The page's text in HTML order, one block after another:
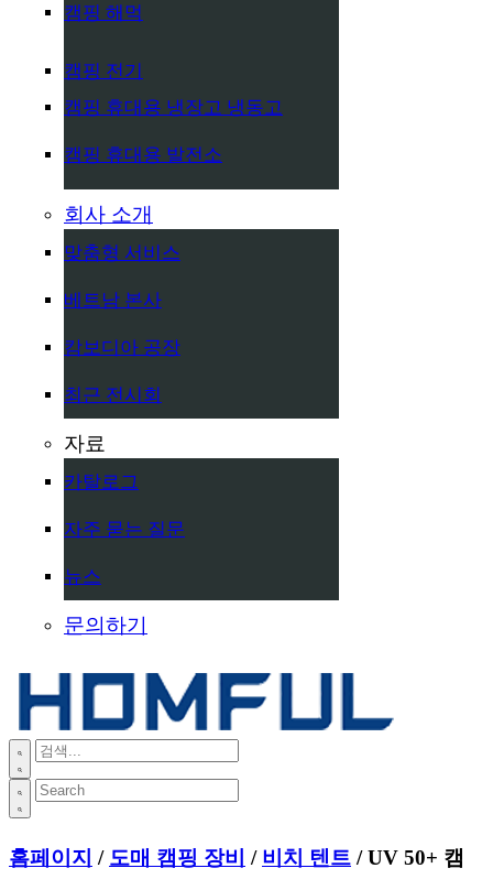
캠핑 해먹
캠핑 전기
캠핑 휴대용 냉장고 냉동고
캠핑 휴대용 발전소
회사 소개
맞춤형 서비스
베트남 본사
캄보디아 공장
최근 전시회
자료
카탈로그
자주 묻는 질문
뉴스
문의하기
홈페이지 / 도매 캠핑 장비 / 비치 텐트 / UV 50+ 캠